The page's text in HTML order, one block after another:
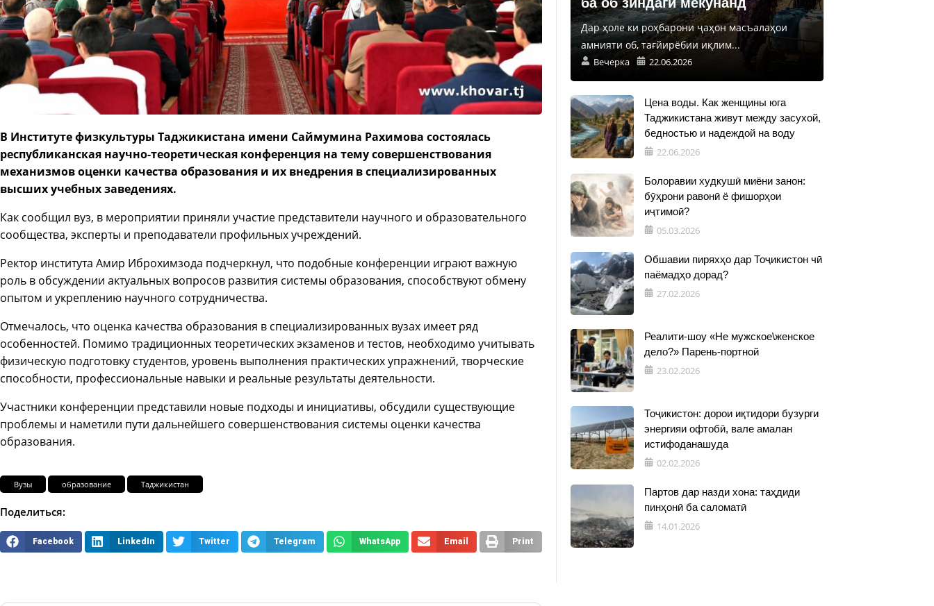
В Институте физкультуры Таджикистана имени Саймумина Рахимова состоялась
республиканская научно-теоретическая конференция на тему совершенствования
механизмов оценки качества образования и их внедрения в специализированных
высших учебных заведениях.
Как сообщил вуз, в мероприятии приняли участие представители научного и образовательного
сообщества, эксперты и преподаватели профильных учреждений.
Ректор института Амир Иброхимзода подчеркнул, что подобные конференции играют важную
роль в обсуждении актуальных вопросов развития системы образования, способствуют обмену
опытом и укреплению научного сотрудничества.
Отмечалось, что оценка качества образования в специализированных вузах имеет ряд
особенностей. Помимо традиционных теоретических экзаменов и тестов, необходимо учитывать
физическую подготовку студентов, уровень выполнения практических упражнений, творческие
способности, профессиональные навыки и реальные результаты деятельности.
Участники конференции представили новые подходы и инициативы, обсудили существующие
проблемы и наметили пути дальнейшего совершенствования системы оценки качества
образования.
Вузы образование Таджикистан
Поделиться:
Facebook LinkedIn Twitter Telegram WhatsApp Email Print
Дар ҳоле ки роҳбарони ҷаҳон масъалаҳои
амнияти об, тағйирёбии иқлим...
Вечерка 22.06.2026
Цена воды. Как женщины юга
Таджикистана живут между засухой,
бедностью и надеждой на воду
22.06.2026
Болоравии худкушӣ миёни занон:
бӯҳрони равонӣ ё фишорҳои
иҷтимоӣ?
05.03.2026
Обшавии пиряхҳо дар Тоҷикистон чӣ
паёмадҳо дорад?
27.02.2026
Реалити-шоу «Не мужское\женское
дело?» Парень-портной
23.02.2026
Тоҷикистон: дорои иқтидори бузурги
энергияи офтобӣ, вале амалан
истифоданашуда
02.02.2026
Партов дар назди хона: таҳдиди
пинҳонӣ ба саломатӣ
14.01.2026